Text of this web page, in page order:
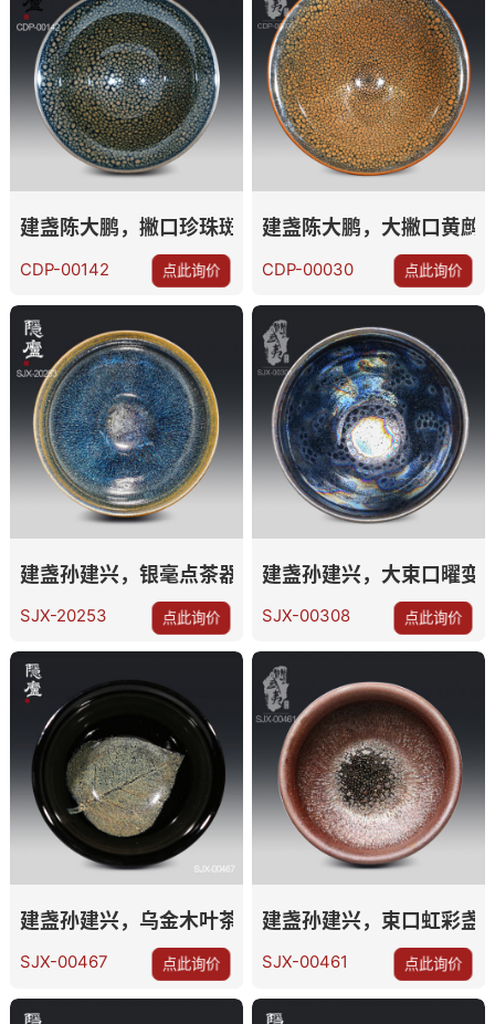
建盏陈大鹏，撇口珍珠斑
CDP-00142 点此询价
建盏陈大鹏，大撇口黄鹧
CDP-00030 点此询价
建盏孙建兴，银毫点茶器
SJX-20253 点此询价
建盏孙建兴，大束口曜变
SJX-00308 点此询价
建盏孙建兴，乌金木叶茶盏
SJX-00467 点此询价
建盏孙建兴，束口虹彩盏
SJX-00461 点此询价